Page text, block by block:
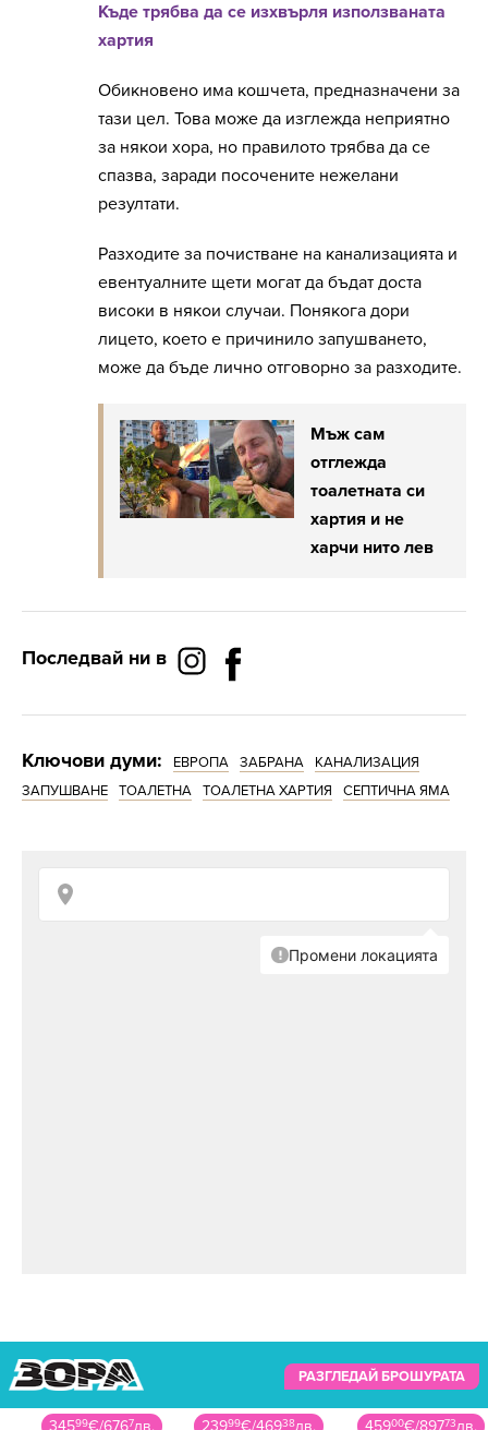
Къде трябва да се изхвърля използваната
хартия
Обикновено има кошчета, предназначени за
тази цел. Това може да изглежда неприятно
за някои хора, но правилото трябва да се
спазва, заради посочените нежелани
резултати.
Разходите за почистване на канализацията и
евентуалните щети могат да бъдат доста
високи в някои случаи. Понякога дори
лицето, което е причинило запушването,
може да бъде лично отговорно за разходите.
Мъж сам
отглежда
тоалетната си
хартия и не
харчи нито лев
Последвай ни в
Ключови думи: ЕВРОПА ЗАБРАНА
КАНАЛИЗАЦИЯ
ЗАПУШВАНЕ
ТОАЛЕТНА ТОАЛЕТНА ХАРТИЯ СЕПТИЧНА ЯМА
РАЗГЛЕДАЙ БРОШУРАТА
34599€/6767лв. 23999€/46938лв. 45900€/89773лв.